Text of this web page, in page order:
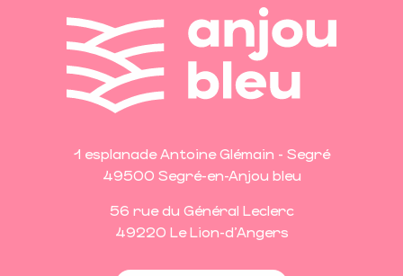
1 esplanade Antoine Glémain - Segré
49500 Segré-en-Anjou bleu
56 rue du Général Leclerc
49220 Le Lion-d'Angers